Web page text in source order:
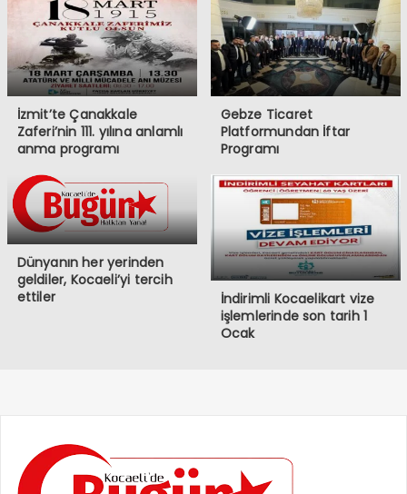
İzmit’te Çanakkale
Zaferi’nin 111. yılına anlamlı
anma programı
Gebze Ticaret
Platformundan İftar
Programı
Dünyanın her yerinden
geldiler, Kocaeli’yi tercih
ettiler
İndirimli Kocaelikart vize
işlemlerinde son tarih 1
Ocak